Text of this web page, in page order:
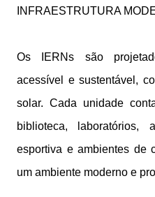
INFRAESTRUTURA
Os IERNs são
acessível e sustentável,
solar. Cada unidade
biblioteca, laboratórios,
esportiva e ambientes de
um ambiente moderno e